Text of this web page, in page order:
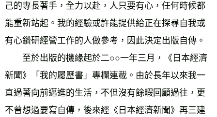
己的專長著手，全力以赴，人只要有心，任何時候都
能重新站起。我的經驗或許能提供給正在探尋自我或
有心鑽研經營工作的人做參考，因此決定出版自傳。
至於出版的機緣起於二○○一年三月，《日本經濟
新聞》「我的履歷書」專欄連載。由於長年以來我一
直過著向前邁進的生活，不但沒有餘暇回顧過往，更
不曾想過要寫自傳，後來經《日本經濟新聞》再三建